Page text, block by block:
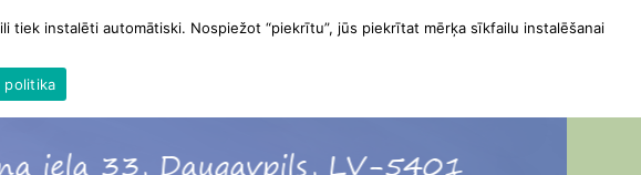
instalēti automātiski. Nospiežot “piekrītu”, jūs piekrītat mērķa sīkfailu instalēšanai
politika